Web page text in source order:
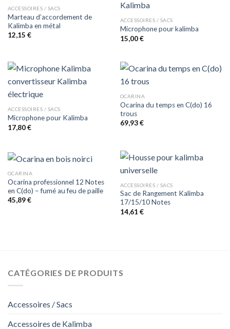
ACCESSOIRES / SACS
Marteau d’accordement de
Kalimba en métal
12,15 €
ACCESSOIRES / SACS
Microphone pour kalimba
15,00€
ACCESSOIRES / SACS
Microphone pour Kalimba
17,80€
OCARINA
Ocarina du temps en C(do) 16
trous
69,93€
OCARINA
Ocarina professionnel 12 Notes
en C(do) – fumé au feu de paille
45,89€
ACCESSOIRES / SACS
Sac de Rangement Kalimba
17/15/10 Notes
14,61 €
CATÉGORIES DE PRODUITS
Accessoires / Sacs
Accessoires de Kalimba